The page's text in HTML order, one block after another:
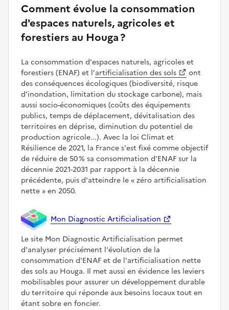
Comment évolue la consommation
d'espaces naturels, agricoles et
forestiers au Houga ?
La consommation d'espaces naturels, agricoles et
forestiers (ENAF) et l’artificialisation des sols
ont
des conséquences écologiques (biodiversité, risque
d'inondation, limitation du stockage carbone), mais
aussi socio-économiques (coûts des équipements
publics, temps de déplacement, dévitalisation des
territoires en déprise, diminution du potentiel de
production agricole...). Avec la loi Climat et
Résilience de 2021, la France s'est fixé comme objectif
de réduire de 50 % sa consommation d'ENAF sur la
décennie 2021-2031 par rapport à la décennie
précédente, puis d'atteindre le
zéro artificialisation
nette
en 2050.
Mon Diagnostic Artificialisation
Le site Mon Diagnostic Artificialisation permet
d'analyser précisément l'évolution de la
consommation d'ENAF et de l'artificialisation nette
des sols au Houga. Il met aussi en évidence les leviers
mobilisables pour assurer un développement durable
du territoire qui réponde aux besoins locaux tout en
étant sobre en foncier.